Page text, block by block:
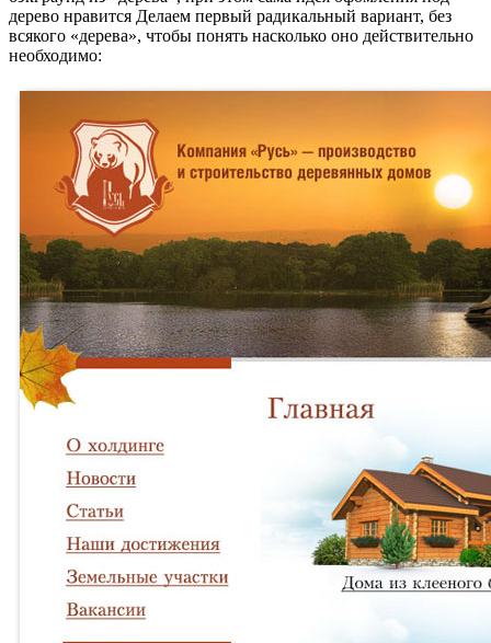
дерево нравится Делаем первый радикальный вариант, без
всякого «дерева», чтобы понять насколько оно действительно
необходимо: